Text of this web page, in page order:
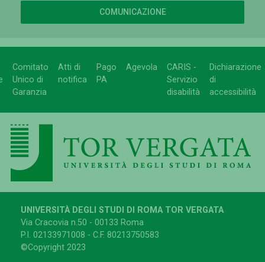
COMUNICAZIONE
Comitato
Unico di
Garanzia
Atti di
notifica
Pago
PA
Agevola
CARIS -
Servizio
disabilità
Dichiarazione
di
accessibilità
UNIVERSITÀ DEGLI STUDI DI ROMA TOR VERGATA
Via Cracovia n.50 - 00133 Roma
P.I. 02133971008 - C.F. 80213750583
©Copyright 2023